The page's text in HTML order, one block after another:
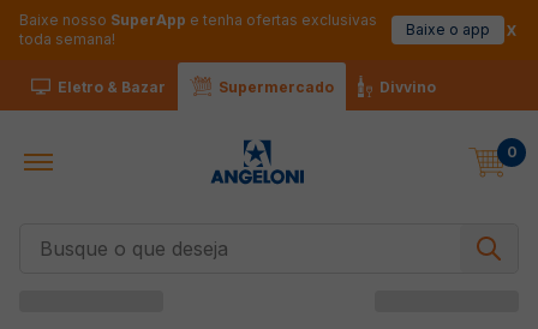
Baixe nosso SuperApp e tenha ofertas exclusivas
toda semana!
Baixe o app
Eletro & Bazar Supermercado Divvino
0